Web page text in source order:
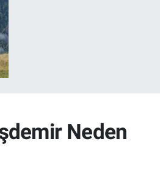
Neden